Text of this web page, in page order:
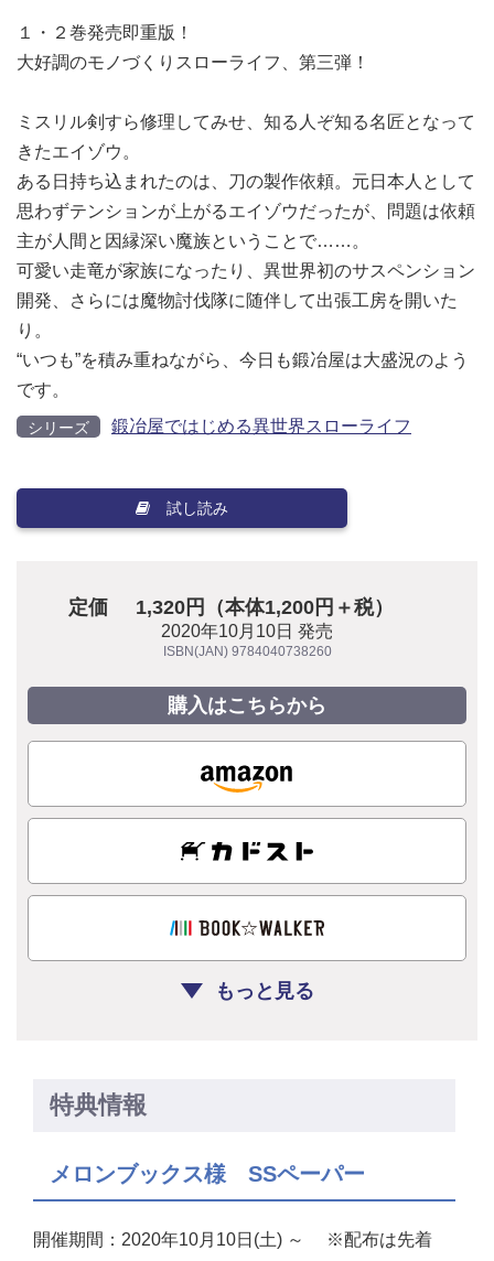
１・２巻発売即重版！
大好調のモノづくりスローライフ、第三弾！
ミスリル剣すら修理してみせ、知る人ぞ知る名匠となって
きたエイゾウ。
ある日持ち込まれたのは、刀の製作依頼。元日本人として
思わずテンションが上がるエイゾウだったが、問題は依頼
主が人間と因縁深い魔族ということで……。
可愛い走竜が家族になったり、異世界初のサスペンション
開発、さらには魔物討伐隊に随伴して出張工房を開いた
り。
“いつも”を積み重ねながら、今日も鍛冶屋は大盛況のよう
です。
シリーズ 鍛冶屋ではじめる異世界スローライフ
試し読み
定価 1,320円（本体1,200円＋税）
2020年10月10日 発売
ISBN(JAN) 9784040738260
購入はこちらから
もっと見る
特典情報
メロンブックス様 SSペーパー
開催期間：2020年10月10日(土) ～ ※配布は先着